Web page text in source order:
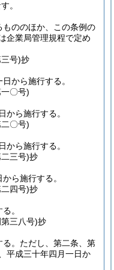
。
ののほか、この条例の
企業局管理規程で定め
号)抄
から施行する。
〇号)
から施行する。
〇号)
から施行する。
三号)抄
ら施行する。
四号)抄
。
三八号)抄
。 ただし、第二条、第
平成三十年四月一日か